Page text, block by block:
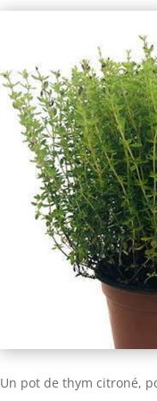
Un pot de thym citroné,